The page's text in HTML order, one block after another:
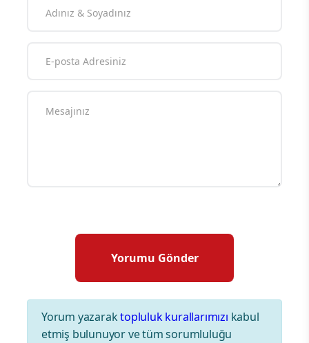
Yorum yazaraktopluluk kurallarımızı kabul
etmiş bulunuyor ve tüm sorumluluğu